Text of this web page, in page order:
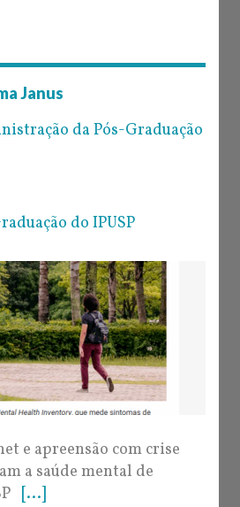
Janus
da Pós-Graduação
do IPUSP
e apreensão com crise
a saúde mental de
[...]